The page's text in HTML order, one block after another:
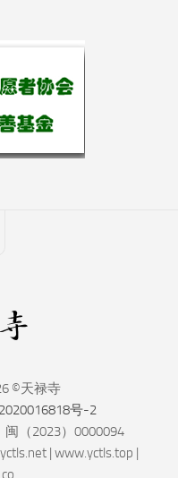
©天禄寺
号-2
（2023）0000094
| www.yctls.top |